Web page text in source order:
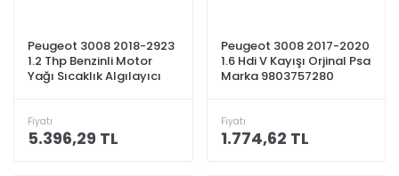
Peugeot 3008 2018-2923
1.2 Thp Benzinli Motor
Yağı Sıcaklık Algılayıcı
Fiyatı
5.396,29 TL
Peugeot 3008 2017-2020
1.6 Hdi V Kayışı Orjinal Psa
Marka 9803757280
Fiyatı
1.774,62 TL